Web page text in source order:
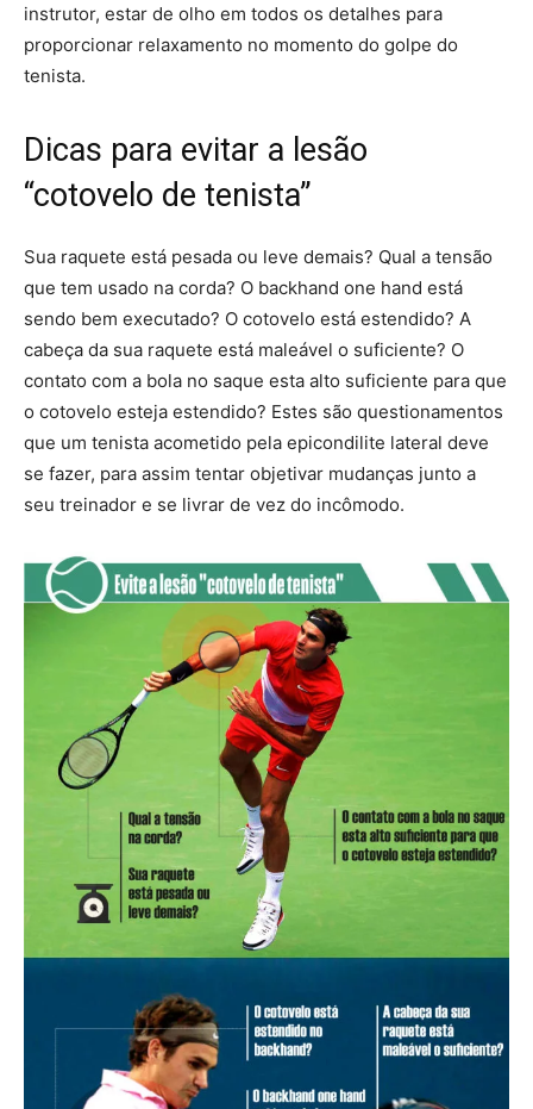
instrutor, estar de olho em todos os detalhes para
proporcionar relaxamento no momento do golpe do
tenista.
Dicas para evitar a lesão
“cotovelo de tenista”
Sua raquete está pesada ou leve demais? Qual a tensão
que tem usado na corda? O backhand one hand está
sendo bem executado? O cotovelo está estendido? A
cabeça da sua raquete está maleável o suficiente? O
contato com a bola no saque esta alto suficiente para que
o cotovelo esteja estendido? Estes são questionamentos
que um tenista acometido pela epicondilite lateral deve
se fazer, para assim tentar objetivar mudanças junto a
seu treinador e se livrar de vez do incômodo.